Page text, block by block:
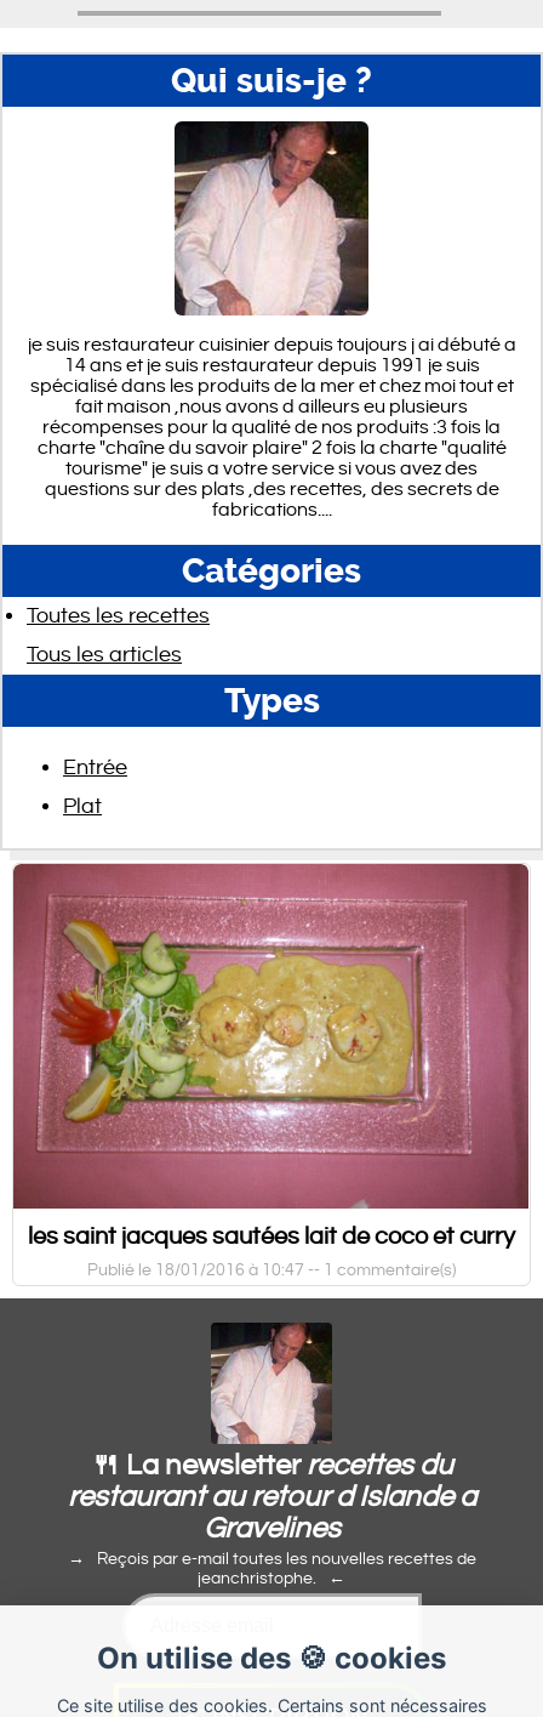
Qui suis-je ?
je suis restaurateur cuisinier depuis toujours j ai débuté a
14 ans et je suis restaurateur depuis 1991 je suis
spécialisé dans les produits de la mer et chez moi tout et
fait maison ,nous avons d ailleurs eu plusieurs
récompenses pour la qualité de nos produits :3 fois la
charte "chaîne du savoir plaire" 2 fois la charte "qualité
tourisme" je suis a votre service si vous avez des
questions sur des plats ,des recettes, des secrets de
fabrications....
Catégories
Toutes les recettes
Tous les articles
Types
Entrée
Plat
les saint jacques sautées lait de coco et curry
Publié le 18/01/2016 à 10:47 -- 1 commentaire(s)
On utilise des 🍪 cookies
Ce site utilise des cookies. Certains sont nécessaires
🍴 La newsletterrecettes du
restaurant au retour d Islande a
Gravelines
Reçois par e-mail toutes les nouvelles recettes de
jeanchristophe.